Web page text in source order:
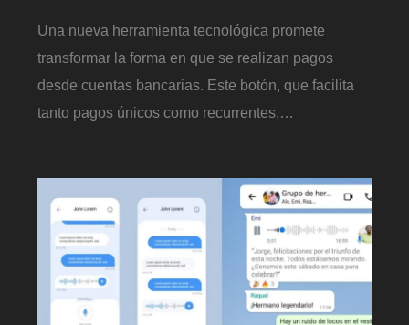
Una nueva herramienta tecnológica promete
transformar la forma en que se realizan pagos
desde cuentas bancarias. Este botón, que facilita
tanto pagos únicos como recurrentes,…